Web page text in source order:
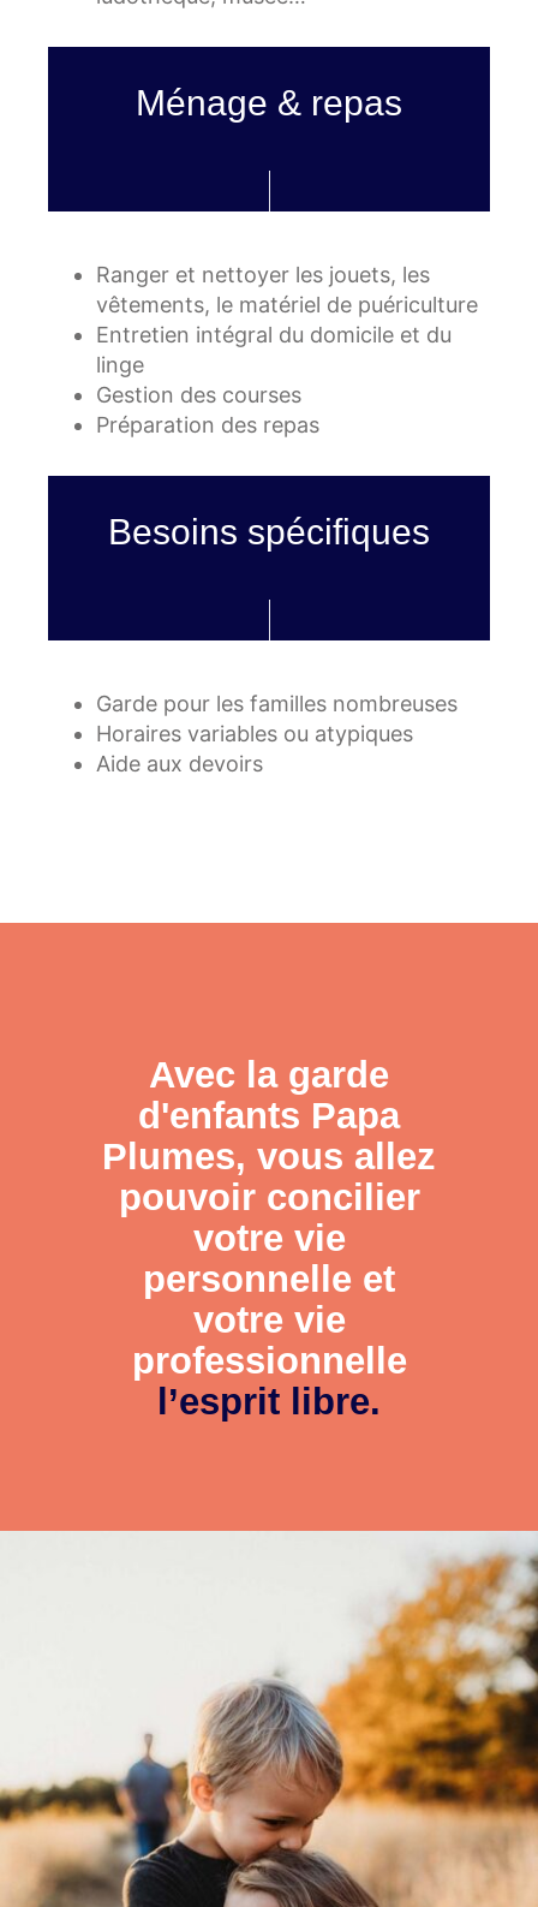
Ménage & repas
Ranger et nettoyer les jouets, les
vêtements, le matériel de puériculture
Entretien intégral du domicile et du
linge
Gestion des courses
Préparation des repas
Besoins spécifiques
Garde pour les familles nombreuses
Horaires variables ou atypiques
Aide aux devoirs
Avec la garde
d'enfants Papa
Plumes, vous allez
pouvoir concilier
votre vie
personnelle et
votre vie
professionnelle
l’esprit libre.